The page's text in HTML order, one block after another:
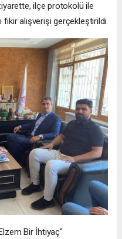
ilçe protokolü ile
fikir alışverişi gerçekleştirildi.
Bir İhtiyaç"